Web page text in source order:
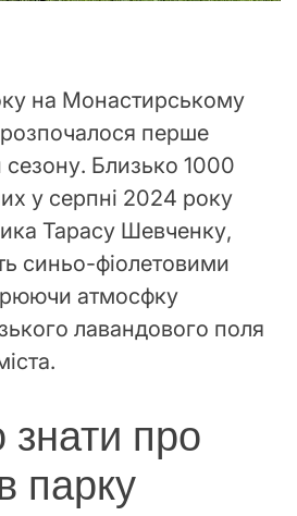
на Монастирському
розпочалося перше
сезону. Близько 1000
у серпні 2024 року
Тарасу Шевченку,
синьо-фіолетовими
атмосфку
лавандового поля
про
парку